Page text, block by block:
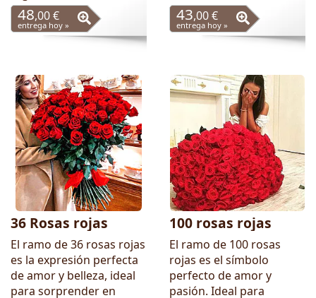
48,00 €
entrega hoy »
43,00 €
entrega hoy »
36 Rosas rojas
El ramo de 36 rosas rojas
es la expresión perfecta
de amor y belleza, ideal
para sorprender en
100 rosas rojas
El ramo de 100 rosas
rojas es el símbolo
perfecto de amor y
pasión. Ideal para